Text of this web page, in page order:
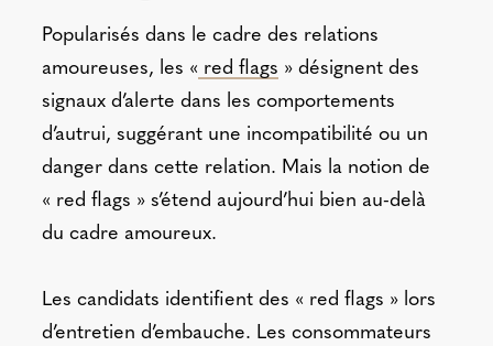
Popularisés dans le cadre des relations
amoureuses, les « red flags » désignent des
signaux d’alerte dans les comportements
d’autrui, suggérant une incompatibilité ou un
danger dans cette relation. Mais la notion de
« red flags » s’étend aujourd’hui bien au-delà
du cadre amoureux.
Les candidats identifient des « red flags » lors
d’entretien d’embauche. Les consommateurs